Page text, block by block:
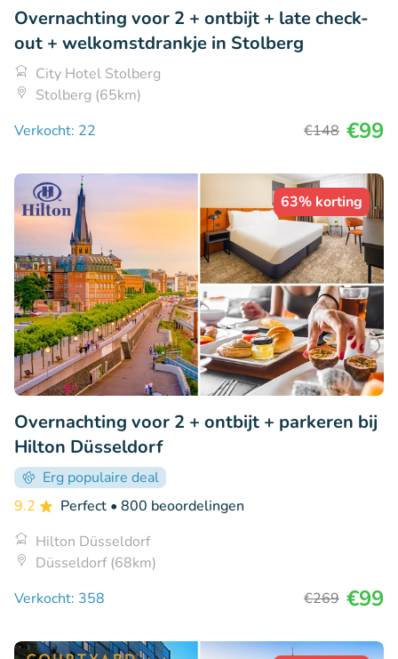
Overnachting voor 2 + ontbijt + late check-
out + welkomstdrankje in Stolberg
City Hotel Stolberg
Stolberg (65km)
Verkocht: 22
€148 €99
63% korting
Overnachting voor 2 + ontbijt + parkeren bij
Hilton Düsseldorf
Erg populaire deal
9.2
Perfect • 800 beoordelingen
Hilton Düsseldorf
Düsseldorf (68km)
Verkocht: 358
€269 €99